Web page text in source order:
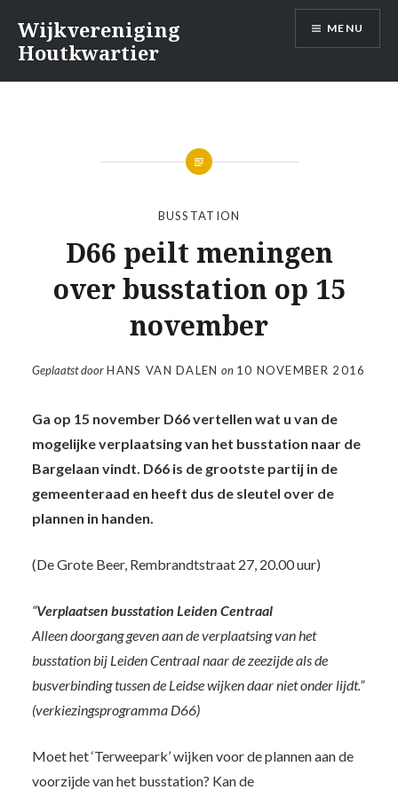
inhoud
Wijkvereniging
Houtkwartier
MENU
BUSSTATION
D66 peilt meningen
over busstation op 15
november
Geplaatst doorHANS VAN DALEN on 10 NOVEMBER 2016
Ga op 15 november D66 vertellen wat u van de
mogelijke verplaatsing van het busstation naar de
Bargelaan vindt. D66 is de grootste partij in de
gemeenteraad en heeft dus de sleutel over de
plannen in handen.
(De Grote Beer, Rembrandtstraat 27, 20.00 uur)
“Verplaatsen busstation Leiden Centraal
Alleen doorgang geven aan de verplaatsing van het
busstation bij Leiden Centraal naar de zeezijde als de
busverbinding tussen de Leidse wijken daar niet onder lijdt.”
(verkiezingsprogramma D66)
Moet het ‘Terweepark’ wijken voor de plannen aan de
voorzijde van het busstation? Kan de